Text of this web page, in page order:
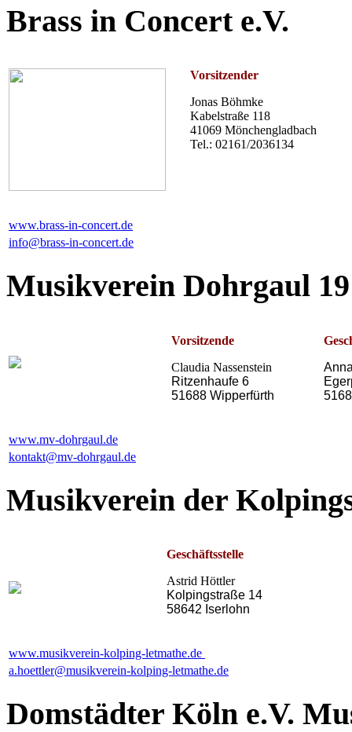
Brass in Concert e.V.
Vorsitzender
Jonas Böhmke
Kabelstraße 118
41069 Mönchengladbach
Tel.: 02161/2036134
www.brass-in-concert.de
info@brass-in-concert.de
Musikverein Dohrgaul
Vorsitzende
Claudia Nassenstein
Ritzenhaufe 6
51688 Wipperfürth
www.mv-dohrgaul.de
kontakt@mv-dohrgaul.de
Musikverein der
Geschäftsstelle
Astrid Höttler
Kolpingstraße 14
58642 Iserlohn
www.musikverein-kolping-letmathe.de
a.hoettler@musikverein-kolping-letmathe.de
Domstädter Köln e.V.